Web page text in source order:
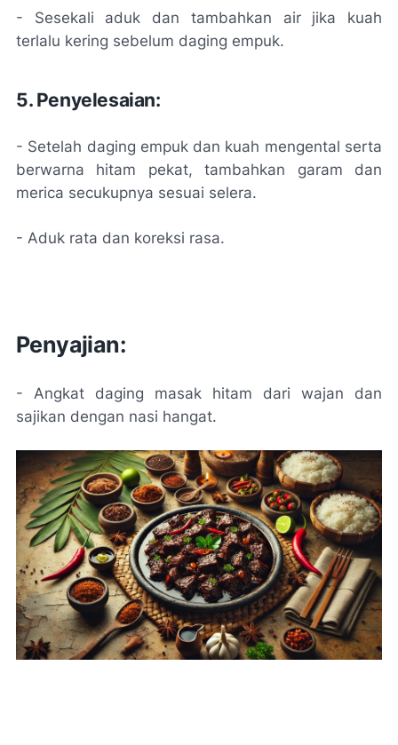
- Sesekali aduk dan tambahkan air jika kuah
terlalu kering sebelum daging empuk.
5. Penyelesaian:
- Setelah daging empuk dan kuah mengental serta
berwarna hitam pekat, tambahkan garam dan
merica secukupnya sesuai selera.
- Aduk rata dan koreksi rasa.
Penyajian:
- Angkat daging masak hitam dari wajan dan
sajikan dengan nasi hangat.